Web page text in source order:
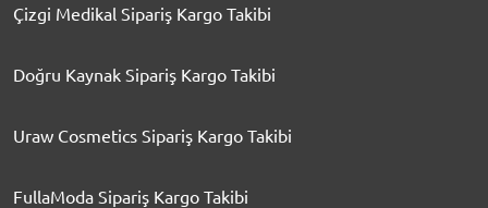
Çizgi Medikal Sipariş Kargo Takibi
Doğru Kaynak Sipariş Kargo Takibi
Uraw Cosmetics Sipariş Kargo Takibi
FullaModa Sipariş Kargo Takibi